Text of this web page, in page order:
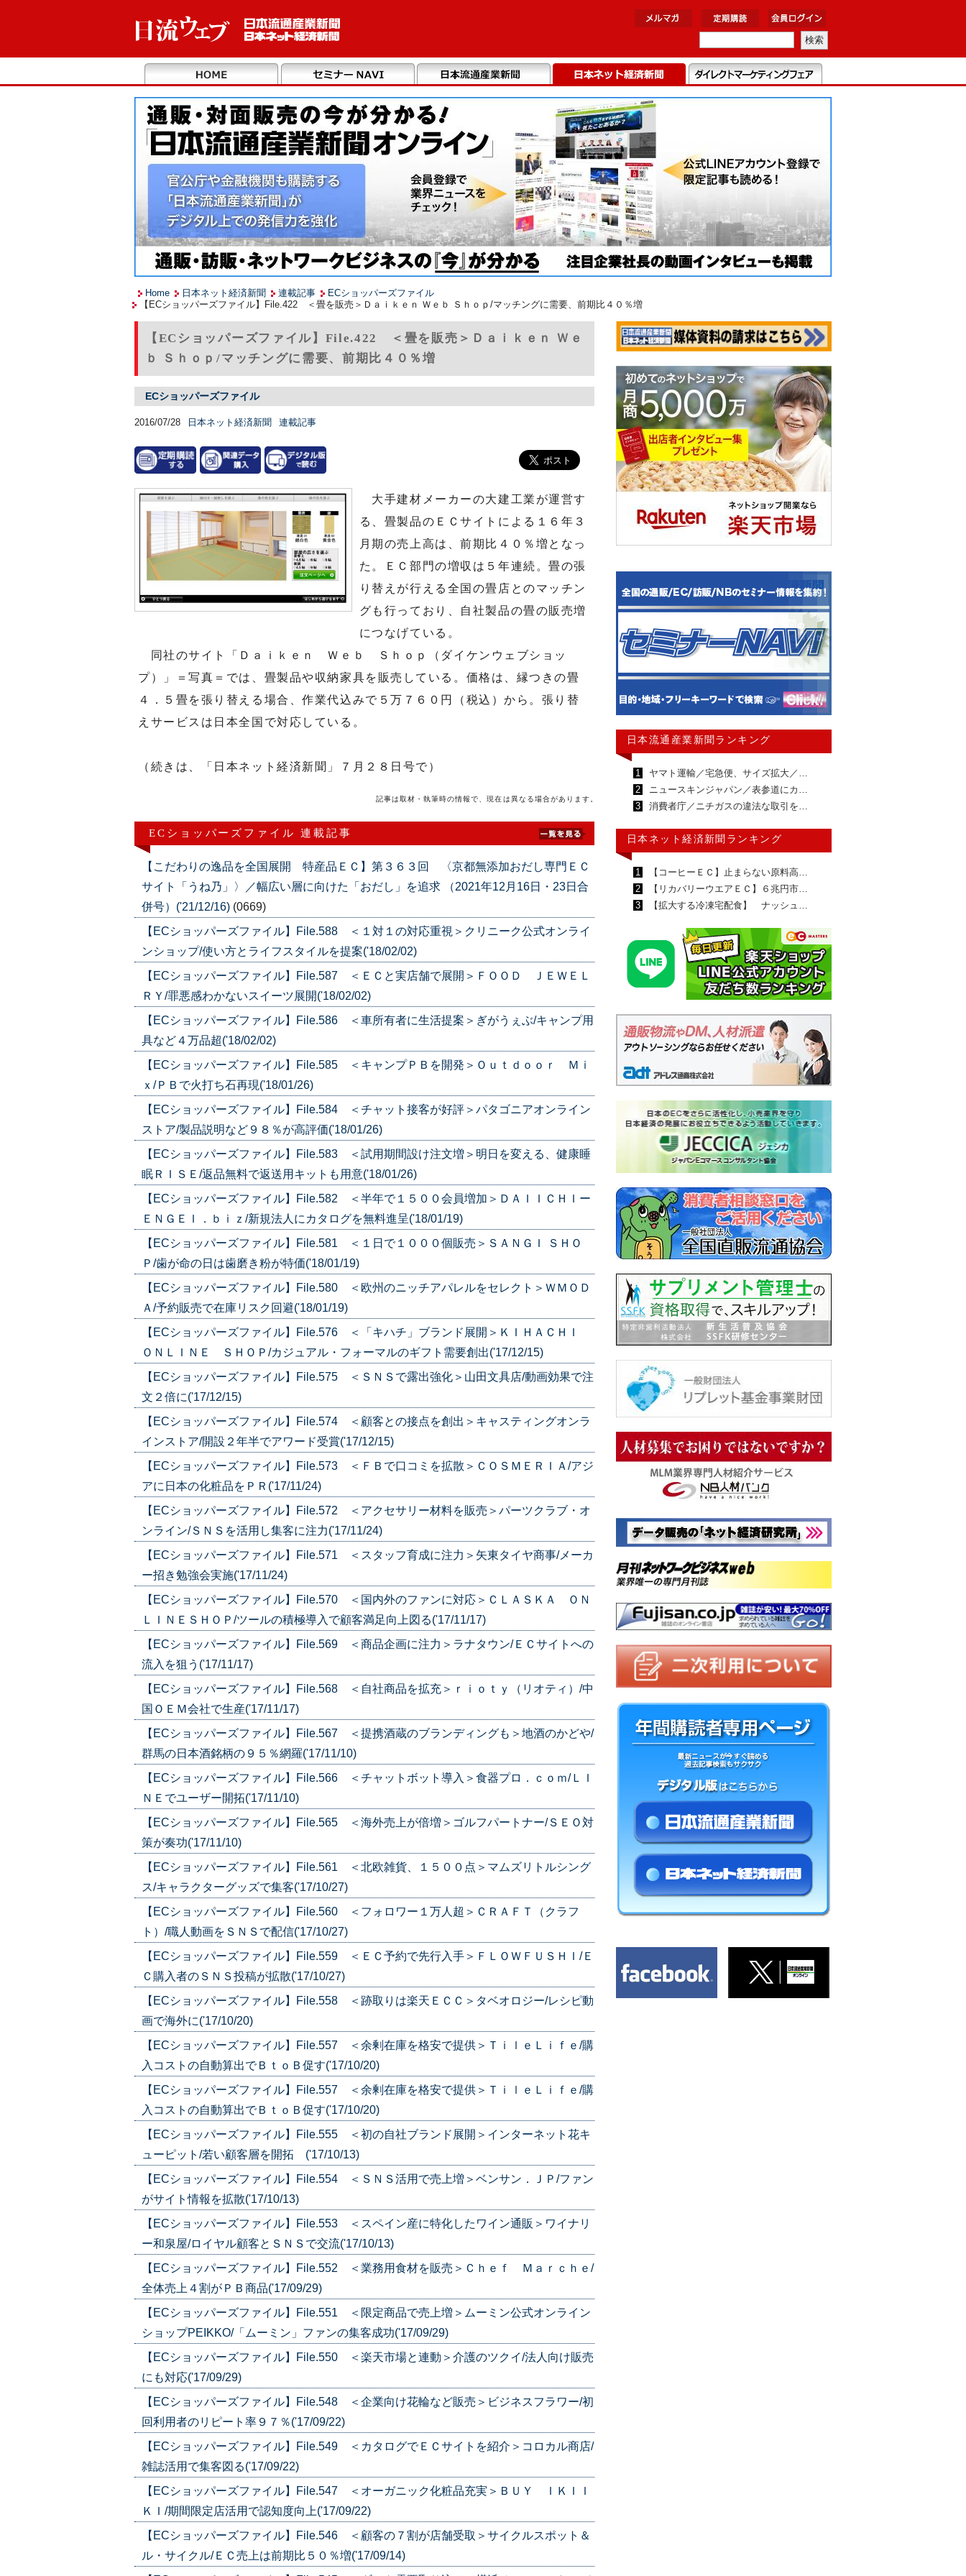
Home 日本ネット経済新聞 連載記事
ECショッパーズファイル
【ECショッパーズファイル】File.422 ＜畳を販売＞Ｄａｉｋｅｎ Ｗｅｂ Ｓｈｏｐ/マッチングに需要、前期比４０％増
【ECショッパーズファイル】File.422 ＜畳を販売＞Ｄａｉｋｅｎ Ｗｅ
ｂ Ｓｈｏｐ/マッチングに需要、前期比４０％増
ECショッパーズファイル
2016/07/28 日本ネット経済新聞 連載記事
大手建材メーカーの大建工業が運営す
る、畳製品のＥＣサイトによる１６年３
月期の売上高は、前期比４０％増となっ
た。ＥＣ部門の増収は５年連続。畳の張
り替えが行える全国の畳店とのマッチン
グも行っており、自社製品の畳の販売増
につなげている。
同社のサイト「Ｄａｉｋｅｎ Ｗｅｂ Ｓｈｏｐ（ダイケンウェブショッ
プ）」＝写真＝では、畳製品や収納家具を販売している。価格は、縁つきの畳
４．５畳を張り替える場合、作業代込みで５万７６０円（税込）から。張り替
えサービスは日本全国で対応している。
（続きは、「日本ネット経済新聞」７月２８日号で）
記事は取材・執筆時の情報で、現在は異なる場合があります。
ECショッパーズファイル 連載記事
【こだわりの逸品を全国展開 特産品ＥＣ】第３６３回 〈京都無添加おだし専門ＥＣ
サイト「うね乃」〉／幅広い層に向けた「おだし」を追求 （2021年12月16日・23日合
併号）('21/12/16) (0669)
【ECショッパーズファイル】File.588 ＜１対１の対応重視＞クリニーク公式オンライ
ンショップ/使い方とライフスタイルを提案('18/02/02)
【ECショッパーズファイル】File.587 ＜ＥＣと実店舗で展開＞ＦＯＯＤ ＪＥＷＥＬ
ＲＹ/罪悪感わかないスイーツ展開('18/02/02)
【ECショッパーズファイル】File.586 ＜車所有者に生活提案＞ぎがうぇぶ/キャンプ用
具など４万品超('18/02/02)
【ECショッパーズファイル】File.585 ＜キャンプＰＢを開発＞Ｏｕｔｄｏｏｒ Ｍｉ
ｘ/ＰＢで火打ち石再現('18/01/26)
【ECショッパーズファイル】File.584 ＜チャット接客が好評＞パタゴニアオンライン
ストア/製品説明など９８％が高評価('18/01/26)
【ECショッパーズファイル】File.583 ＜試用期間設け注文増＞明日を変える、健康睡
眠ＲＩＳＥ/返品無料で返送用キットも用意('18/01/26)
【ECショッパーズファイル】File.582 ＜半年で１５００会員増加＞ＤＡＩＩＣＨＩー
ＥＮＧＥＩ．ｂｉｚ/新規法人にカタログを無料進呈('18/01/19)
【ECショッパーズファイル】File.581 ＜１日で１０００個販売＞ＳＡＮＧＩ ＳＨＯ
Ｐ/歯が命の日は歯磨き粉が特価('18/01/19)
【ECショッパーズファイル】File.580 ＜欧州のニッチアパレルをセレクト＞ＷＭＯＤ
Ａ/予約販売で在庫リスク回避('18/01/19)
【ECショッパーズファイル】File.576 ＜「キハチ」ブランド展開＞ＫＩＨＡＣＨＩ
ＯＮＬＩＮＥ ＳＨＯＰ/カジュアル・フォーマルのギフト需要創出('17/12/15)
【ECショッパーズファイル】File.575 ＜ＳＮＳで露出強化＞山田文具店/動画効果で注
文２倍に('17/12/15)
【ECショッパーズファイル】File.574 ＜顧客との接点を創出＞キャスティングオンラ
インストア/開設２年半でアワード受賞('17/12/15)
【ECショッパーズファイル】File.573 ＜ＦＢで口コミを拡散＞ＣＯＳＭＥＲＩＡ/アジ
アに日本の化粧品をＰＲ('17/11/24)
【ECショッパーズファイル】File.572 ＜アクセサリー材料を販売＞パーツクラブ・オ
ンライン/ＳＮＳを活用し集客に注力('17/11/24)
【ECショッパーズファイル】File.571 ＜スタッフ育成に注力＞矢東タイヤ商事/メーカ
ー招き勉強会実施('17/11/24)
【ECショッパーズファイル】File.570 ＜国内外のファンに対応＞ＣＬＡＳＫＡ ＯＮ
ＬＩＮＥＳＨＯＰ/ツールの積極導入で顧客満足向上図る('17/11/17)
【ECショッパーズファイル】File.569 ＜商品企画に注力＞ラナタウン/ＥＣサイトへの
流入を狙う('17/11/17)
【ECショッパーズファイル】File.568 ＜自社商品を拡充＞ｒｉｏｔｙ（リオティ）/中
国ＯＥＭ会社で生産('17/11/17)
【ECショッパーズファイル】File.567 ＜提携酒蔵のブランディングも＞地酒のかどや/
群馬の日本酒銘柄の９５％網羅('17/11/10)
【ECショッパーズファイル】File.566 ＜チャットボット導入＞食器プロ．ｃｏｍ/ＬＩ
ＮＥでユーザー開拓('17/11/10)
【ECショッパーズファイル】File.565 ＜海外売上が倍増＞ゴルフパートナー/ＳＥＯ対
策が奏功('17/11/10)
【ECショッパーズファイル】File.561 ＜北欧雑貨、１５００点＞マムズリトルシング
ス/キャラクターグッズで集客('17/10/27)
【ECショッパーズファイル】File.560 ＜フォロワー１万人超＞ＣＲＡＦＴ（クラフ
ト）/職人動画をＳＮＳで配信('17/10/27)
【ECショッパーズファイル】File.559 ＜ＥＣ予約で先行入手＞ＦＬＯＷＦＵＳＨＩ/Ｅ
Ｃ購入者のＳＮＳ投稿が拡散('17/10/27)
【ECショッパーズファイル】File.558 ＜跡取りは楽天ＥＣＣ＞タベオロジー/レシピ動
画で海外に('17/10/20)
【ECショッパーズファイル】File.557 ＜余剰在庫を格安で提供＞ＴｉｌｅＬｉｆｅ/購
入コストの自動算出でＢｔｏＢ促す('17/10/20)
【ECショッパーズファイル】File.557 ＜余剰在庫を格安で提供＞ＴｉｌｅＬｉｆｅ/購
入コストの自動算出でＢｔｏＢ促す('17/10/20)
【ECショッパーズファイル】File.555 ＜初の自社ブランド展開＞インターネット花キ
ューピット/若い顧客層を開拓 ('17/10/13)
【ECショッパーズファイル】File.554 ＜ＳＮＳ活用で売上増＞ベンサン．ＪＰ/ファン
がサイト情報を拡散('17/10/13)
【ECショッパーズファイル】File.553 ＜スペイン産に特化したワイン通販＞ワイナリ
ー和泉屋/ロイヤル顧客とＳＮＳで交流('17/10/13)
【ECショッパーズファイル】File.552 ＜業務用食材を販売＞Ｃｈｅｆ Ｍａｒｃｈｅ/
全体売上４割がＰＢ商品('17/09/29)
【ECショッパーズファイル】File.551 ＜限定商品で売上増＞ムーミン公式オンライン
ショップPEIKKO/「ムーミン」ファンの集客成功('17/09/29)
【ECショッパーズファイル】File.550 ＜楽天市場と連動＞介護のツクイ/法人向け販売
にも対応('17/09/29)
【ECショッパーズファイル】File.548 ＜企業向け花輪など販売＞ビジネスフラワー/初
回利用者のリピート率９７％('17/09/22)
【ECショッパーズファイル】File.549 ＜カタログでＥＣサイトを紹介＞コロカル商店/
雑誌活用で集客図る('17/09/22)
【ECショッパーズファイル】File.547 ＜オーガニック化粧品充実＞ＢＵＹ ＩＫＩＩ
ＫＩ/期間限定店活用で認知度向上('17/09/22)
【ECショッパーズファイル】File.546 ＜顧客の７割が店舗受取＞サイクルスポット＆
ル・サイクル/ＥＣ売上は前期比５０％増('17/09/14)
日本流通産業新聞ランキング
1
ヤマト運輸／宅急便、サイズ拡大／…
2
ニュースキンジャパン／表参道にカ…
3
消費者庁／ニチガスの違法な取引を…
日本ネット経済新聞ランキング
1
【コーヒーＥＣ】止まらない原料高…
2
【リカバリーウエアＥＣ】６兆円市…
3
【拡大する冷凍宅配食】 ナッシュ…